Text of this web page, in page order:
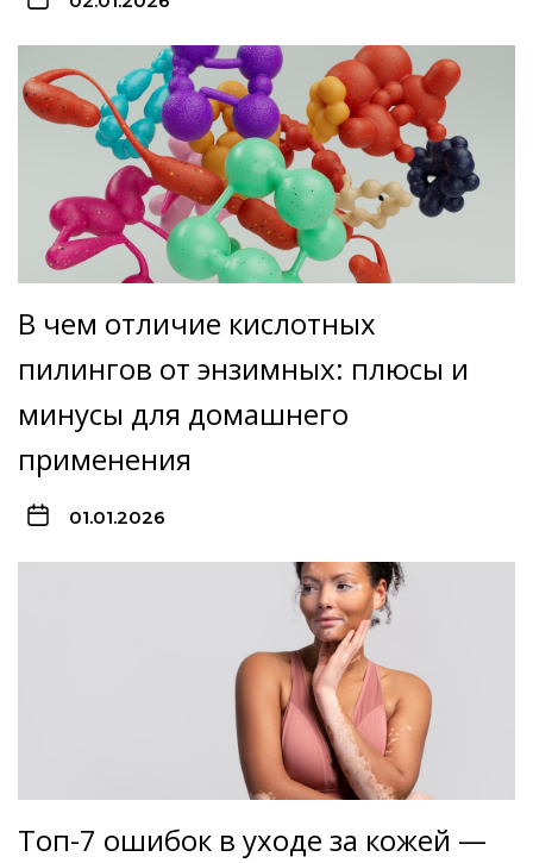
В чем отличие кислотных
пилингов от энзимных: плюсы и
минусы для домашнего
применения
01.01.2026
Топ-7 ошибок в уходе за кожей —